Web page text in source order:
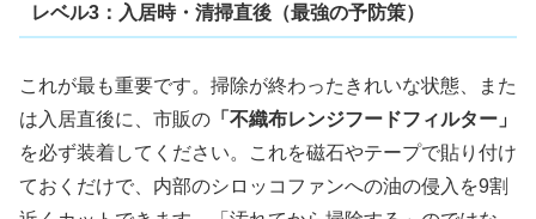
レベル3：入居時・清掃直後（最強の予防策）
これが最も重要です。掃除が終わったきれいな状態、また
は入居直後に、市販の 「不織布レンジフードフィルター」
を必ず装着してください。これを磁石やテープで貼り付け
ておくだけで、内部のシロッコファンへの油の侵入を9割